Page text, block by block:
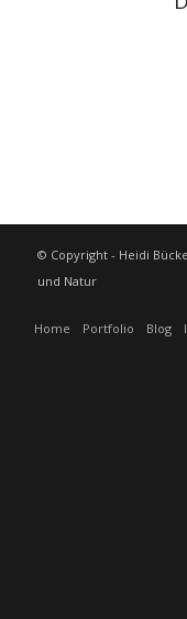
© Copyright - Heidi
und Natur
Home Portfolio Blog